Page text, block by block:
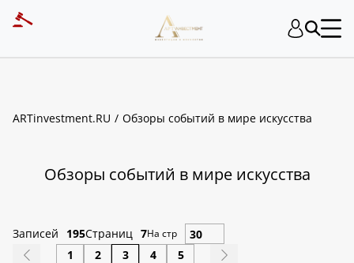
ARTinvestment.RU Обзоры событий в мире искусства
Обзоры событий в мире искусства
Записей 195Страниц 7На стр
1 2 3 4 5